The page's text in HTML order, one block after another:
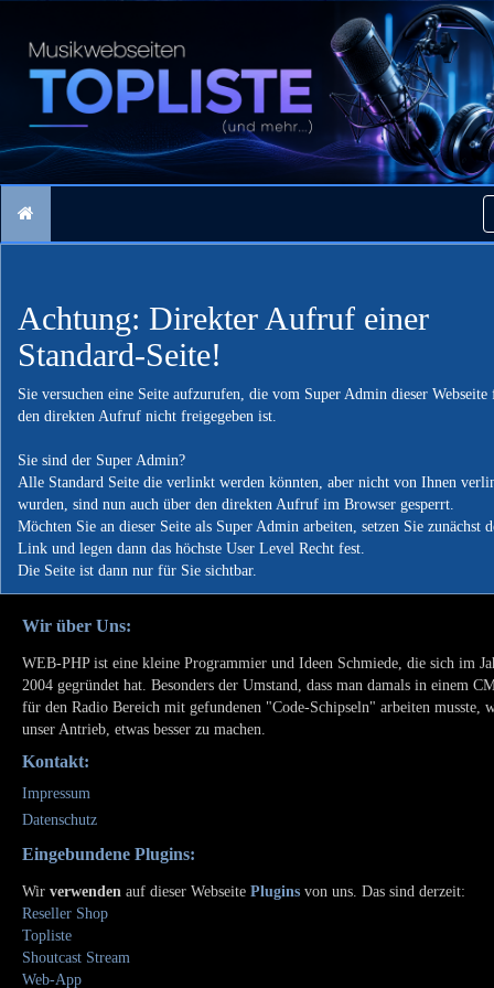
Achtung: Direkter Aufruf einer
Standard-Seite!
Sie versuchen eine Seite aufzurufen, die vom Super Admin dieser Webseite
den direkten Aufruf nicht freigegeben ist.
Sie sind der Super Admin?
Alle Standard Seite die verlinkt werden könnten, aber nicht von Ihnen
wurden, sind nun auch über den direkten Aufruf im Browser gesperrt.
Möchten Sie an dieser Seite als Super Admin arbeiten, setzen Sie zunächst
Link und legen dann das höchste User Level Recht fest.
Die Seite ist dann nur für Sie sichtbar.
Wir über Uns:
WEB-PHP ist eine kleine Programmier und Ideen Schmiede, die sich im
2004 gegründet hat. Besonders der Umstand, dass man damals in einem
für den Radio Bereich mit gefundenen "Code-Schipseln" arbeiten musste,
unser Antrieb, etwas besser zu machen.
Kontakt:
Impressum
Datenschutz
Eingebundene Plugins:
Wir verwenden auf dieser Webseite Plugins von uns. Das sind derzeit:
Reseller Shop
Topliste
Shoutcast Stream
Web-App